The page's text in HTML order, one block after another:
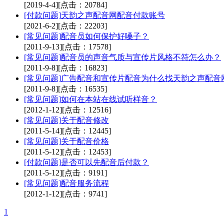
[2019-4-4][点击：20784]
[付款问题]天韵之声配音网配音付款账号
[2021-6-2][点击：22203]
[常见问题]配音员如何保护好嗓子？
[2011-9-13][点击：17578]
[常见问题]配音员的声音气质与宣传片风格不符怎么办？
[2011-9-8][点击：16823]
[常见问题]广告配音和宣传片配音为什么找天韵之声配音
[2011-9-8][点击：16535]
[常见问题]如何在本站在线试听样音？
[2012-1-12][点击：12516]
[常见问题]关于配音修改
[2011-5-14][点击：12445]
[常见问题]关于配音价格
[2011-5-12][点击：12453]
[付款问题]是否可以先配音后付款？
[2011-5-12][点击：9191]
[常见问题]配音服务流程
[2012-1-12][点击：9741]
1